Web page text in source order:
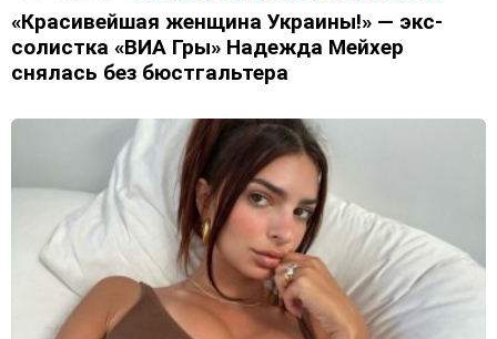
«Красивейшая женщина Украины!» — экс-
солистка «ВИА Гры» Надежда Мейхер
снялась без бюстгальтера